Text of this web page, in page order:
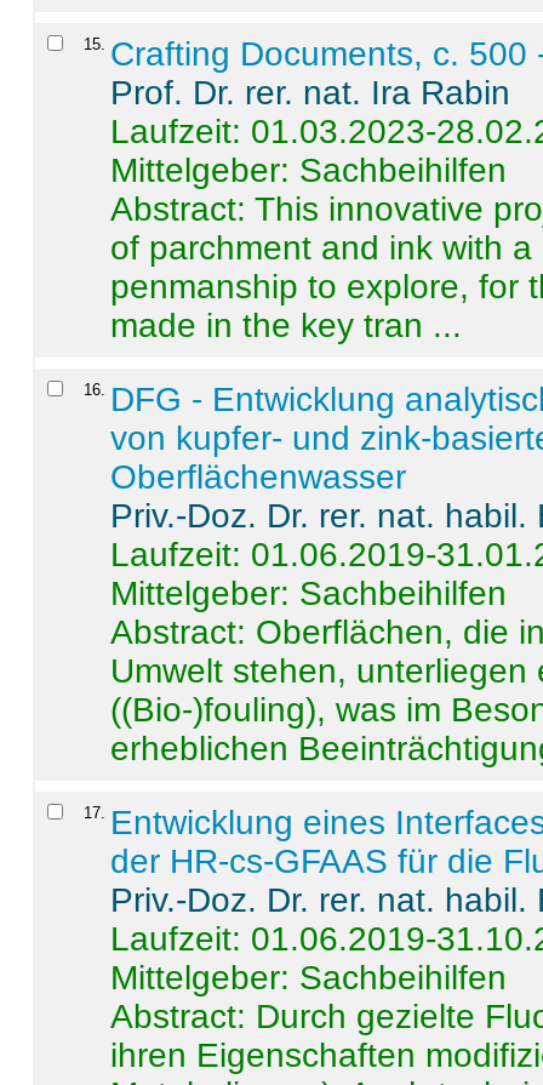
15 Crafting Documents, c. 500
Prof. Dr. rer. nat. Ira Rabin
Laufzeit: 01.03.2023-
Mittelgeber: Sachbeihilfen
Abstract:This innovative
of parchment and ink with
penmanship to explore, for
made in the key tran ...
16
DFG - Entwicklung
von kupfer- und zink-
Oberflächenwasser
Priv.-Doz. Dr. rer. nat.
Laufzeit: 01.06.2019-
Mittelgeber: Sachbeihilfen
Abstract: Oberflächen, die
Umwelt stehen,
((Bio-)fouling), was im
erheblichen
17
Entwicklung eines
der HR-cs-GFAAS für die
Priv.-Doz. Dr. rer. nat.
Laufzeit: 01.06.2019-
Mittelgeber: Sachbeihilfen
Abstract: Durch gezielte
ihren Eigenschaften